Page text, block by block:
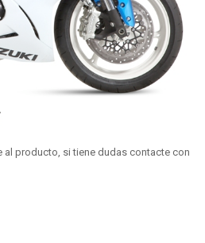
al producto, si tiene dudas contacte con